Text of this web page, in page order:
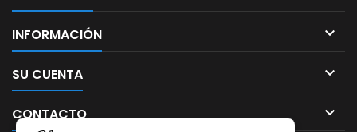
INFORMACIÓN 
SU CUENTA 
CONTACTO 